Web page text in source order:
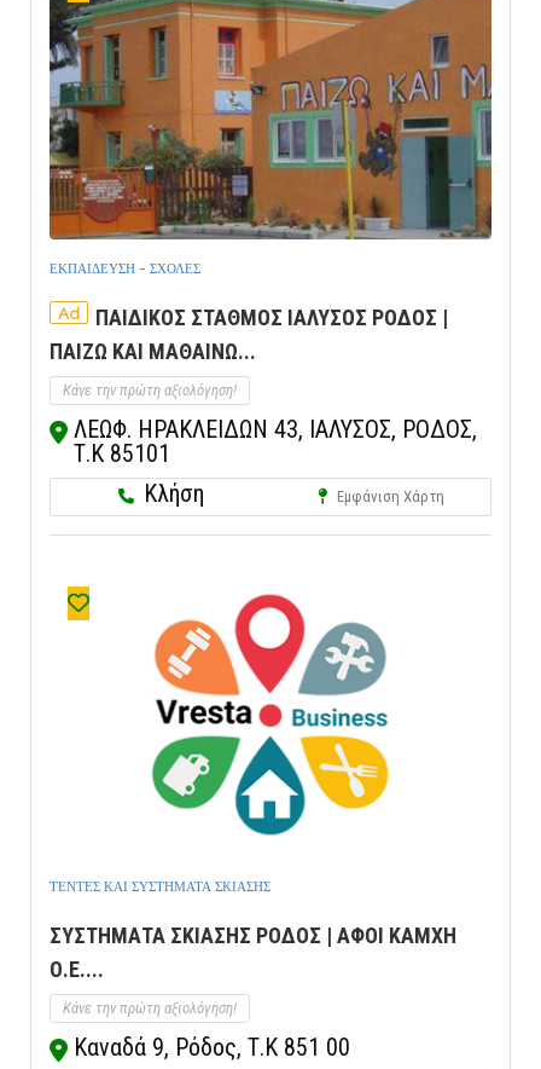
ΕΚΠΑΙΔΕΥΣΗ - ΣΧΟΛΕΣ
Ad
ΠΑΙΔΙΚΟΣ ΣΤΑΘΜΟΣ ΙΑΛΥΣΟΣ ΡΟΔΟΣ |
ΠΑΙΖΩ ΚΑΙ ΜΑΘΑΙΝΩ...
Κάνε την πρώτη αξιολόγηση!
ΛΕΩΦ. ΗΡΑΚΛΕΙΔΩΝ 43, ΙΑΛΥΣΟΣ, ΡΟΔΟΣ,
Τ.Κ 85101
Κλήση
Εμφάνιση Χάρτη
ΤΕΝΤΕΣ ΚΑΙ ΣΥΣΤΗΜΑΤΑ ΣΚΙΑΣΗΣ
ΣΥΣΤΗΜΑΤΑ ΣΚΙΑΣΗΣ ΡΟΔΟΣ | ΑΦΟΙ ΚΑΜΧΗ
Ο.Ε....
Κάνε την πρώτη αξιολόγηση!
Καναδά 9, Ρόδος, Τ.Κ 851 00